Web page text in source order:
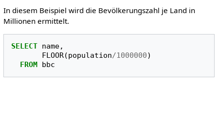
In diesem Beispiel wird die Bevölkerungszahl je Land in
Millionen ermittelt.
SELECT name,
FLOOR(population/1000000)
FROM bbc